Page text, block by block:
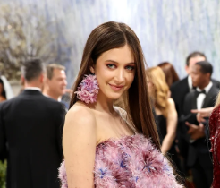
会員登録
Log in or Sign up
SPUR読者のためのメンバー
「The SPUR Club」。便利な